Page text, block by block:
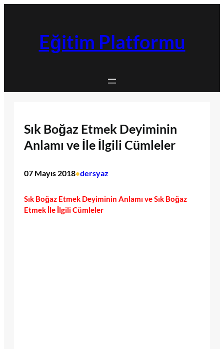
Eğitim Platformu
Sık Boğaz Etmek Deyiminin
Anlamı ve İle İlgili Cümleler
07 Mayıs 2018•dersyaz
Sık Boğaz Etmek Deyiminin Anlamı ve Sık Boğaz
Etmek İle İlgili Cümleler